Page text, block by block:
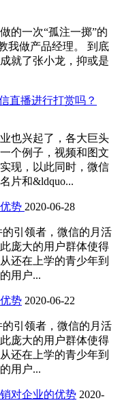
的一次“孤注一掷”的
我做产品经理。 到底
就了张小龙，抑或是
直播进行打赏吗？
也兴起了，各大巨头
个例子，视频和图文
现，以此同时，微信
片和&ldquo...
势 2020-06-28
引领者，微信的月活
庞大的用户群体使得
还在上学的青少年到
用户...
势 2020-06-22
引领者，微信的月活
庞大的用户群体使得
还在上学的青少年到
用户...
对企业的优势 2020-